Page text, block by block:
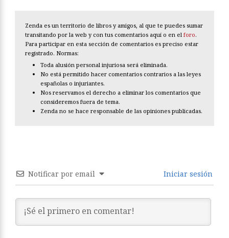
Zenda es un territorio de libros y amigos, al que te puedes sumar
transitando por la web y con tus comentarios aquí o en el foro.
Para participar en esta sección de comentarios es preciso estar
registrado. Normas:
Toda alusión personal injuriosa será eliminada.
No está permitido hacer comentarios contrarios a las leyes
españolas o injuriantes.
Nos reservamos el derecho a eliminar los comentarios que
consideremos fuera de tema.
Zenda no se hace responsable de las opiniones publicadas.
Notificar por email Iniciar sesión